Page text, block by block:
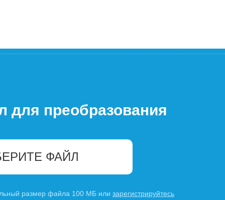
для преобразования
ФАЙЛ
размер файла 100 МБ или зарегистрируйтесь